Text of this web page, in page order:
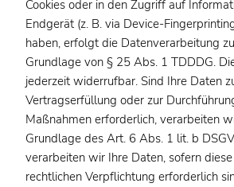
Cookies oder in den Zugriff auf
Endgerät (z. B. via Device-
haben, erfolgt die Datenverarbeitung
Grundlage von § 25 Abs. 1 TDDDG.
jederzeit widerrufbar. Sind Ihre Daten
Vertragserfüllung oder zur
Maßnahmen erforderlich, verarbeiten
Grundlage des Art. 6 Abs. 1 lit. b
verarbeiten wir Ihre Daten, sofern
rechtlichen Verpflichtung erforderlich